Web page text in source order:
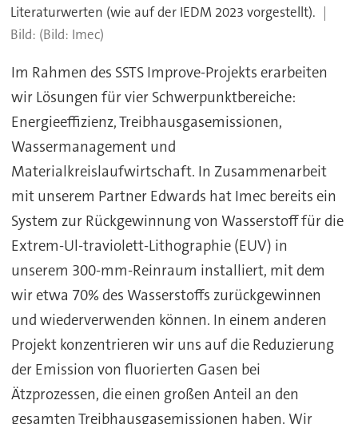
Literaturwerten (wie auf der IEDM 2023 vorgestellt).
(Bild: Imec)
Im Rahmen des SSTS Improve-Projekts erarbeiten
wir Lösungen für vier Schwerpunktbereiche:
Energieeffizienz, Treibhausgasemissionen,
Wassermanagement und
Materialkreislaufwirtschaft. In Zusammenarbeit
mit unserem Partner Edwards hat Imec bereits ein
System zur Rückgewinnung von Wasserstoff für die
Extrem-Ul-traviolett-Lithographie (EUV) in
unserem 300-mm-Reinraum installiert, mit dem
wir etwa 70% des Wasserstoffs zurückgewinnen
und wiederverwenden können. In einem anderen
Projekt konzentrieren wir uns auf die Reduzierung
der Emission von fluorierten Gasen bei
Ätzprozessen, die einen großen Anteil an den
gesamten Treibhausgasemissionen haben. Wir